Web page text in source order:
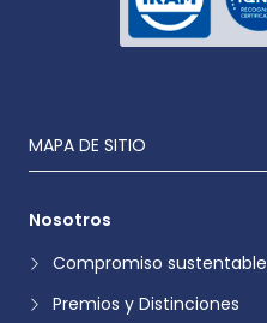
MAPA DE SITIO
Nosotros
Compromiso sustentable
Premios y Distinciones